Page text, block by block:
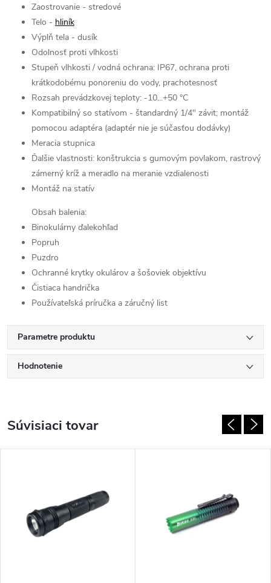
Zaostrovanie - stredové
Telo - hliník
Výplň tela - dusík
Odolnosť proti vlhkosti
Stupeň vlhkosti / vodná ochrana: IP67, ochrana proti
krátkodobému ponoreniu do vody, prachotesnosť
Rozsah prevádzkovej teploty: -10...+50 °C
Kompatibilný so statívom - štandardný 1/4" závit; montáž
pomocou adaptéra (adaptér nie je súčasťou dodávky)
Meracia stupnica
Ďalšie vlastnosti: konštrukcia s gumovým povlakom, rastrový
zámerný kríž a meradlo na meranie vzdialenosti
Montáž na statív
Obsah balenia:
Binokulárny ďalekohľad
Popruh
Puzdro
Ochranné krytky okulárov a šošoviek objektívu
Čistiaca handrička
Používateľská príručka a záručný list
Parametre produktu
Hodnotenie
Súvisiaci tovar